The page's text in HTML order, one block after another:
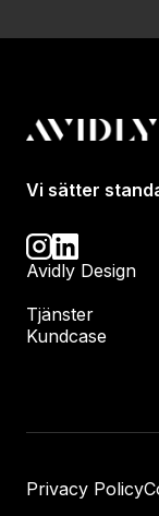
Vi sätter
Avidly Design
Tjänster
Kundcase
Privacy Policy